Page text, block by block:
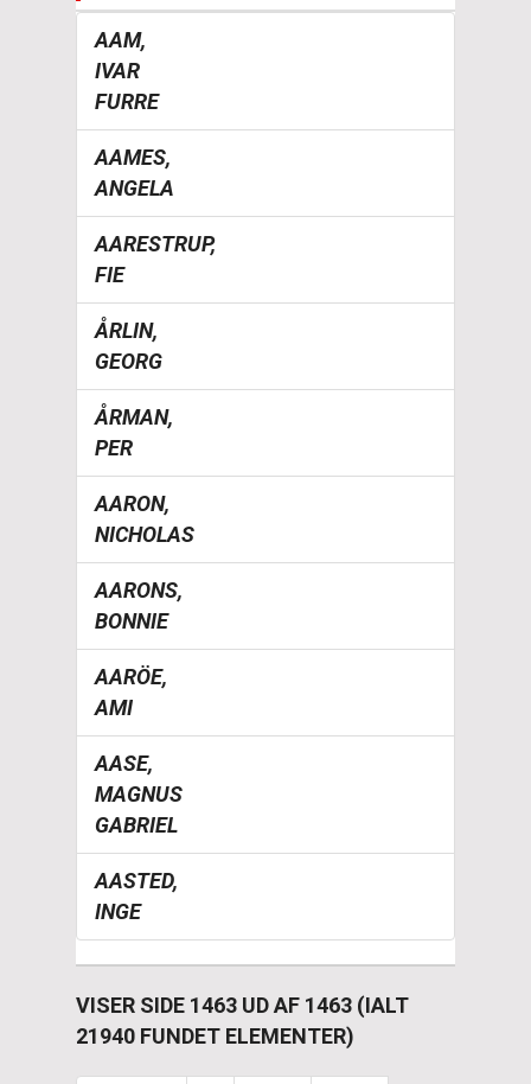
AAM,
IVAR
FURRE
AAMES,
ANGELA
AARESTRUP,
FIE
ÅRLIN,
GEORG
ÅRMAN,
PER
AARON,
NICHOLAS
AARONS,
BONNIE
AARÖE,
AMI
AASE,
MAGNUS
GABRIEL
AASTED,
INGE
VISER SIDE 1463 UD AF 1463 (IALT
21940 FUNDET ELEMENTER)